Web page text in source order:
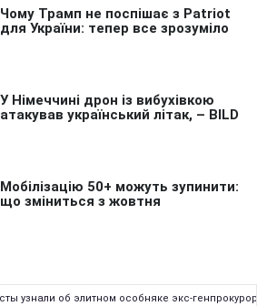
узнали об элитном особняке экс-